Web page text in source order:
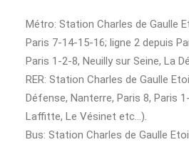
Métro: Station Charles de Gaulle
Paris 7-14-15-16; ligne 2 depuis
Paris 1-2-8, Neuilly sur Seine, La
RER: Station Charles de Gaulle
Défense, Nanterre, Paris 8, Paris
Laffitte, Le Vésinet etc…).
Bus: Station Charles de Gaulle